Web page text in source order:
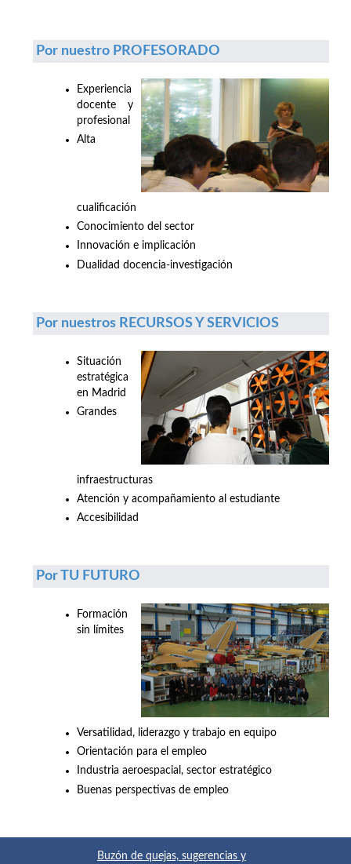
Por nuestro PROFESORADO
Experiencia
docente y
profesional
Alta
cualificación
Conocimiento del sector
Innovación e implicación
Dualidad docencia-investigación
Por nuestros RECURSOS Y SERVICIOS
Situación
estratégica
en Madrid
Grandes
infraestructuras
Atención y acompañamiento al estudiante
Accesibilidad
Por TU FUTURO
Formación
sin límites
Versatilidad, liderazgo y trabajo en equipo
Orientación para el empleo
Industria aeroespacial, sector estratégico
Buenas perspectivas de empleo
Buzón de quejas, sugerencias y